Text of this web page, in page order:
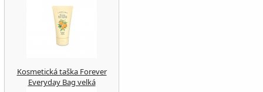
Kosmetická taška Forever
Everyday Bag velká